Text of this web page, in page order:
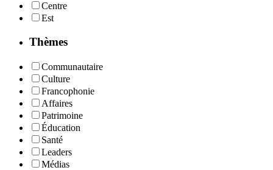
Centre
Est
Thèmes
Communautaire
Culture
Francophonie
Affaires
Patrimoine
Éducation
Santé
Leaders
Médias